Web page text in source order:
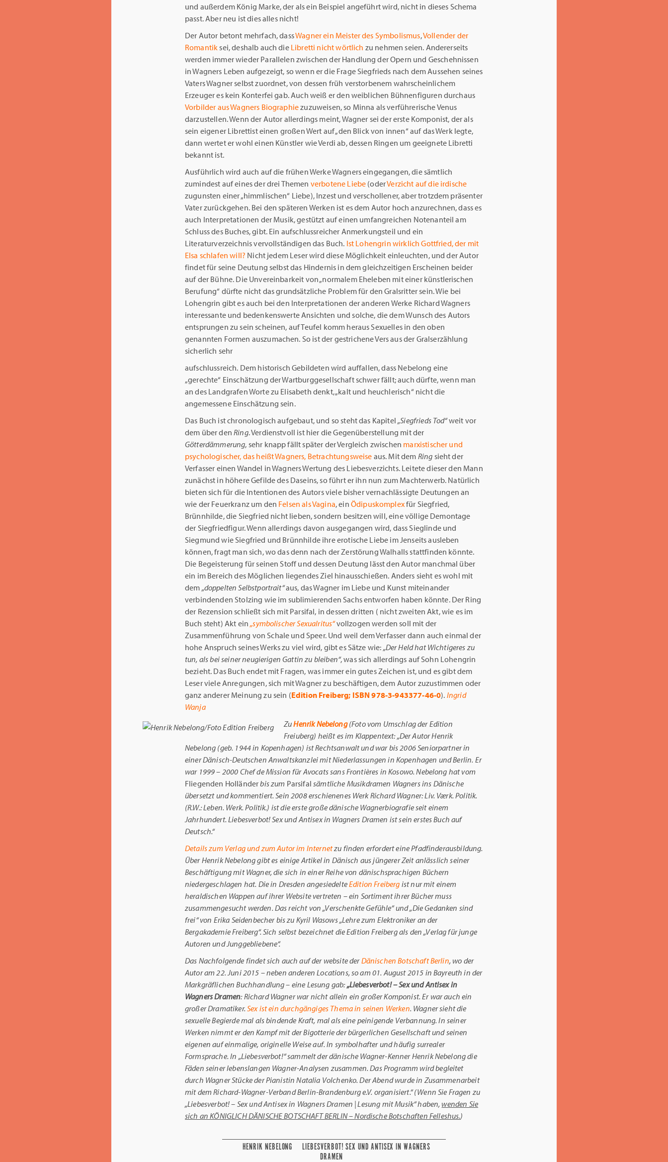
und außerdem König Marke, der als ein Beispiel angeführt wird, nicht in dieses Schema
passt. Aber neu ist dies alles nicht!
Der Autor betont mehrfach, dassWagner ein Meister des Symbolismus,Vollender der
Romantiksei, deshalb auch dieLibretti nicht wörtlich zu nehmen seien. Andererseits
werden immer wieder Parallelen zwischen der Handlung der Opern und Geschehnissen
in Wagners Leben aufgezeigt, so wenn er die Frage Siegfrieds nach dem Aussehen seines
Vaters Wagner selbst zuordnet, von dessen früh verstorbenem wahrscheinlichem
Erzeuger es kein Konterfei gab. Auch weiß er den weiblichen Bühnenfiguren durchaus
Vorbilder aus Wagners Biographiezuzuweisen, so Minna als verführerische Venus
darzustellen. Wenn der Autor allerdings meint, Wagner sei der erste Komponist, der als
sein eigener Librettist einen großen Wert auf „den Blick von innen“ auf das Werk legte,
dann wertet er wohl einen Künstler wie Verdi ab, dessen Ringen um geeignete Libretti
bekannt ist.
Ausführlich wird auch auf die frühen Werke Wagners eingegangen, die sämtlich
zumindest auf eines der drei Themen verbotene Liebe (oderVerzicht auf die irdische
zugunsten einer „himmlischen“ Liebe), Inzest und verschollener, aber trotzdem präsenter
Vater zurückgehen. Bei den späteren Werken ist es dem Autor hoch anzurechnen, dass es
auch Interpretationen der Musik, gestützt auf einen umfangreichen Notenanteil am
Schluss des Buches, gibt. Ein aufschlussreicher Anmerkungsteil und ein
Literaturverzeichnis vervollständigen das Buch. Ist Lohengrin wirklich Gottfried, der mit
Elsa schlafen will? Nicht jedem Leser wird diese Möglichkeit einleuchten, und der Autor
findet für seine Deutung selbst das Hindernis in dem gleichzeitigen Erscheinen beider
auf der Bühne. Die Unvereinbarkeit von „normalem Eheleben mit einer künstlerischen
Berufung“ dürfte nicht das grundsätzliche Problem für den Gralsritter sein. Wie bei
Lohengrin gibt es auch bei den Interpretationen der anderen Werke Richard Wagners
interessante und bedenkenswerte Ansichten und solche, die dem Wunsch des Autors
entsprungen zu sein scheinen, auf Teufel komm heraus Sexuelles in den oben
genannten Formen auszumachen. So ist der gestrichene Vers aus der Gralserzählung
sicherlich sehr
aufschlussreich. Dem historisch Gebildeten wird auffallen, dass Nebelong eine
„gerechte“ Einschätzung der Wartburggesellschaft schwer fällt; auch dürfte, wenn man
an des Landgrafen Worte zu Elisabeth denkt, „kalt und heuchlerisch“ nicht die
angemessene Einschätzung sein.
Das Buch ist chronologisch aufgebaut, und so steht das Kapitel„Siegfrieds Tod“weit vor
dem über denRing. Verdienstvoll ist hier die Gegenüberstellung mit der
Götterdämmerung, sehr knapp fällt später der Vergleich zwischen marxistischer und
psychologischer, das heißt Wagners, Betrachtungsweise aus. Mit dem Ring sieht der
Verfasser einen Wandel in Wagners Wertung des Liebesverzichts. Leitete dieser den Mann
zunächst in höhere Gefilde des Daseins, so führt er ihn nun zum Machterwerb. Natürlich
bieten sich für die Intentionen des Autors viele bisher vernachlässigte Deutungen an
wie der Feuerkranz um den Felsen als Vagina, ein Ödipuskomplexfür Siegfried,
Brünnhilde, die Siegfried nicht lieben, sondern besitzen will, eine völlige Demontage
der Siegfriedfigur. Wenn allerdings davon ausgegangen wird, dass Sieglinde und
Siegmund wie Siegfried und Brünnhilde ihre erotische Liebe im Jenseits ausleben
können, fragt man sich, wo das denn nach der Zerstörung Walhalls stattfinden könnte.
Die Begeisterung für seinen Stoff und dessen Deutung lässt den Autor manchmal über
ein im Bereich des Möglichen liegendes Ziel hinausschießen. Anders sieht es wohl mit
dem „doppelten Selbstportrait“aus, das Wagner im Liebe und Kunst miteinander
verbindenden Stolzing wie im sublimierenden Sachs entworfen haben könnte. Der Ring
der Rezension schließt sich mit Parsifal, in dessen dritten ( nicht zweiten Akt, wie es im
Buch steht) Akt ein „symbolischer Sexualritus“vollzogen werden soll mit der
Zusammenführung von Schale und Speer. Und weil dem Verfasser dann auch einmal der
hohe Anspruch seines Werks zu viel wird, gibt es Sätze wie: „Der Held hat Wichtigeres zu
tun, als bei seiner neugierigen Gattin zu bleiben“, was sich allerdings auf Sohn Lohengrin
bezieht. Das Buch endet mit Fragen, was immer ein gutes Zeichen ist, und es gibt dem
Leser viele Anregungen, sich mit Wagner zu beschäftigen, dem Autor zuzustimmen oder
ganz anderer Meinung zu sein (Edition Freiberg; ISBN 978-3-943377-46-0). Ingrid
Wanja
ZuHenrik Nebelong(Foto vom Umschlag der Edition
Freiuberg) heißt es im Klappentext: „Der Autor Henrik
Nebelong (geb. 1944 in Kopenhagen) ist Rechtsanwalt und war bis 2006 Seniorpartner in
einer Dänisch-Deutschen Anwaltskanzlei mit Niederlassungen in Kopenhagen und Berlin. Er
war 1999 – 2000 Chef de Mission für Avocats sans Frontières in Kosowo. Nebelong hat vom
Fliegenden Holländerbis zum Parsifalsämtliche Musikdramen Wagners ins Dänische
übersetzt und kommentiert. Sein 2008 erschienenes Werk Richard Wagner: Liv. Værk. Politik.
(R.W.: Leben. Werk. Politik.) ist die erste große dänische Wagnerbiografie seit einem
Jahrhundert. Liebesverbot! Sex und Antisex in Wagners Dramen ist sein erstes Buch auf
Deutsch.“
Details zum Verlag und zum Autor im Internetzu finden erfordert eine Pfadfinderausbildung.
Über Henrik Nebelong gibt es einige Artikel in Dänisch aus jüngerer Zeit anlässlich seiner
Beschäftigung mit Wagner, die sich in einer Reihe von dänischsprachigen Büchern
niedergeschlagen hat. Die in Dresden angesiedelteEdition Freiberg ist nur mit einem
heraldischen Wappen auf ihrer Website vertreten – ein Sortiment ihrer Bücher muss
zusammengesucht werden. Das reicht von „Verschenkte Gefühle“ und „Die Gedanken sind
frei“ von Erika Seidenbecher bis zu Kyril Wasows „Lehre zum Elektroniker an der
Bergakademie Freiberg“. Sich selbst bezeichnet die Edition Freiberg als den „Verlag für junge
Autoren und Junggebliebene“.
Das Nachfolgende findet sich auch auf der website derDänischen Botschaft Berlin, wo der
Autor am 22. Juni 2015 – neben anderen Locations, so am 01. August 2015 in Bayreuth in der
Markgräflichen Buchhandlung – eine Lesung gab:„Liebesverbot! – Sex und Antisex in
Wagners Dramen: Richard Wagner war nicht allein ein großer Komponist. Er war auch ein
großer Dramatiker.Sex ist ein durchgängiges Thema in seinen Werken. Wagner sieht die
sexuelle Begierde mal als bindende Kraft, mal als eine peinigende Verbannung. In seiner
Werken nimmt er den Kampf mit der Bigotterie der bürgerlichen Gesellschaft und seinen
eigenen auf einmalige, originelle Weise auf. In symbolhafter und häufig surrealer
Formsprache. In „Liebesverbot!“ sammelt der dänische Wagner-Kenner Henrik Nebelong die
Fäden seiner lebenslangen Wagner-Analysen zusammen. Das Programm wird begleitet
durch Wagner Stücke der Pianistin Natalia Volchenko. Der Abend wurde in Zusammenarbeit
mit dem Richard-Wagner-Verband Berlin-Brandenburg e.V. organisiert.“ (Wenn Sie Fragen zu
„Liebesverbot! – Sex und Antisex in Wagners Dramen | Lesung mit Musik“ haben, wenden Sie
sich an KÖNIGLICH DÄNISCHE BOTSCHAFT BERLIN – Nordische Botschaften Felleshus.)
HENRIK NEBELONG
LIEBESVERBOT! SEX UND ANTISEX IN WAGNERS
DRAMEN